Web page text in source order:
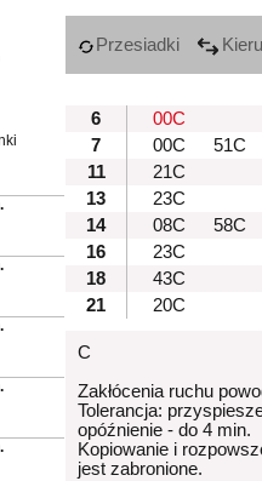
Przesiadki
6
00C
7
00C
51C
11
21C
13
23C
14
08C
58C
16
23C
18
43C
21
20C
C
Zakłócenia ruchu
Tolerancja:
opóźnienie - do 4 min.
Kopiowanie i
jest zabronione.